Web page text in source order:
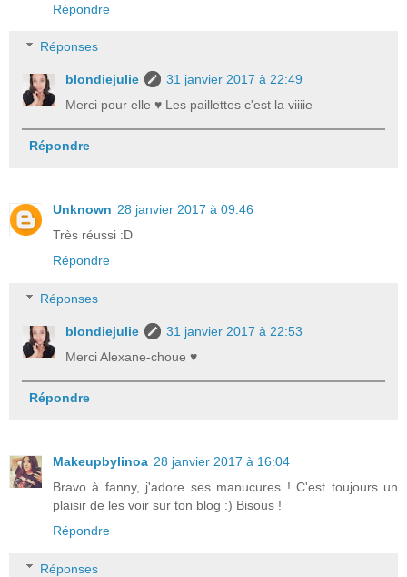
Répondre
Réponses
blondiejulie
31 janvier 2017 à 22:49
Merci pour elle ♥ Les paillettes c'est la viiiie
Répondre
Unknown 28 janvier 2017 à 09:46
Très réussi :D
Répondre
Réponses
blondiejulie
31 janvier 2017 à 22:53
Merci Alexane-choue ♥
Répondre
Makeupbylinoa 28 janvier 2017 à 16:04
Bravo à fanny, j'adore ses manucures ! C'est toujours un
plaisir de les voir sur ton blog :) Bisous !
Répondre
Réponses